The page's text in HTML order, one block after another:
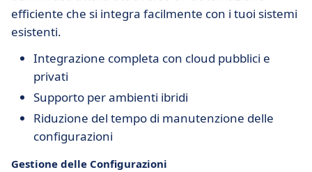
efficiente che si integra facilmente con i tuoi sistemi
esistenti.
Integrazione completa con cloud pubblici e
privati
Supporto per ambienti ibridi
Riduzione del tempo di manutenzione delle
configurazioni
Gestione delle Configurazioni